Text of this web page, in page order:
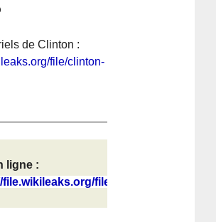
de Clinton :
file/clinton-
ligne :
file/